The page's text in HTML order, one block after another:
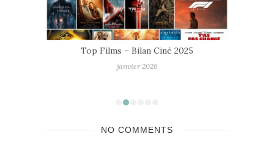
Top Films – Bilan Ciné 2025
janvier 2026
NO COMMENTS